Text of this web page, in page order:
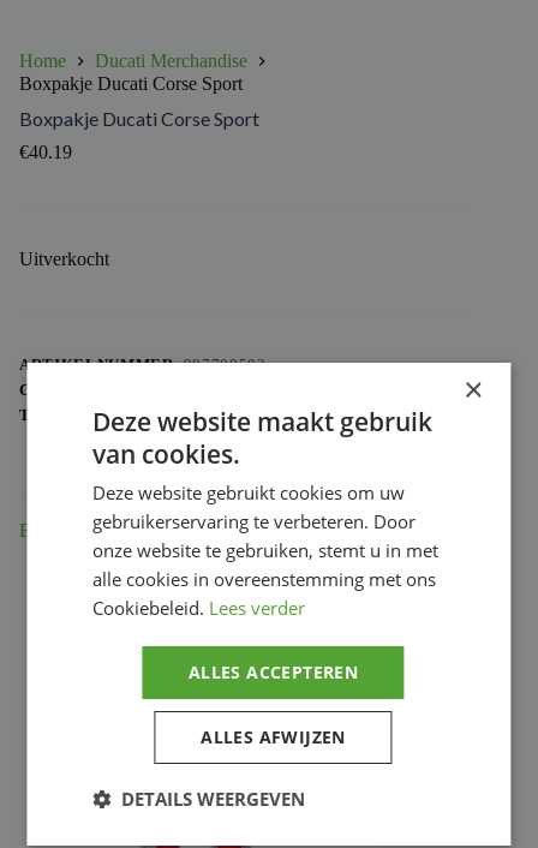
Home
Ducati Merchandise
Boxpakje Ducati Corse Sport
Boxpakje Ducati Corse Sport
€40.19
Uitverkocht
ARTIKELNUMMER:987700503
CATEGORIE:
TAG:
987700503
Beschrijving
×
Deze website maakt gebruik
van cookies.
Deze website gebruikt cookies om uw
gebruikerservaring te verbeteren. Door
onze website te gebruiken, stemt u in met
alle cookies in overeenstemming met ons
Cookiebeleid. Lees verder
ALLES ACCEPTEREN
ALLES AFWIJZEN
DETAILS WEERGEVEN